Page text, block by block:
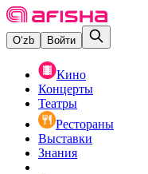
O‘zb Войти
Кино
Концерты
Театры
Рестораны
Выставки
Знания